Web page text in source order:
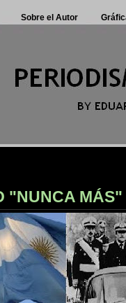
Sobre el Autor
"NUNCA MÁS"